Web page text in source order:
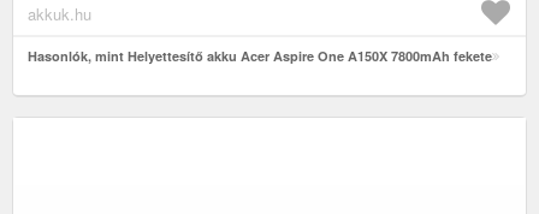
akkuk.hu
Hasonlók, mint Helyettesítő akku Acer Aspire One A150X 7800mAh fekete